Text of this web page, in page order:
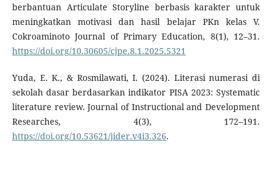
berbantuan Articulate Storyline berbasis karakter untuk
meningkatkan motivasi dan hasil belajar PKn kelas V.
Cokroaminoto Journal of Primary Education, 8(1), 12–31.
https://doi.org/10.30605/cjpe.8.1.2025.5321
Yuda, E. K., & Rosmilawati, I. (2024). Literasi numerasi di
sekolah dasar berdasarkan indikator PISA 2023: Systematic
literature review. Journal of Instructional and Development
Researches, 4(3), 172–191.
https://doi.org/10.53621/jider.v4i3.326.